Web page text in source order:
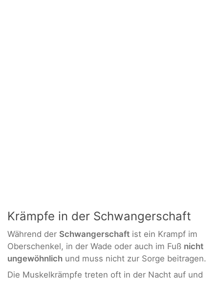
Krämpfe in der Schwangerschaft
Während der Schwangerschaft ist ein Krampf im
Oberschenkel, in der Wade oder auch im Fuß nicht
ungewöhnlich und muss nicht zur Sorge beitragen.
Die Muskelkrämpfe treten oft in der Nacht auf und